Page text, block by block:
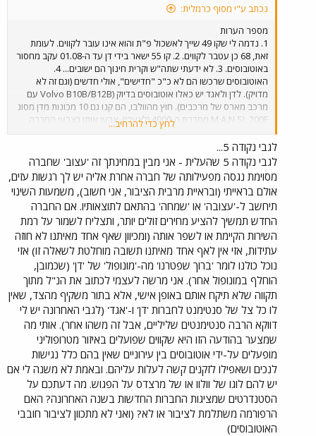
נכתב ע"י מסוף כרמלית:
מספר הערות
1. נדמה לי שקו 49 שייך לאשכול פ"ת והוא אינו עובר לקווים. לעומת
זאת, 68 כן עטבר לקווים. 2. קו 55 ישאר בידי דן עד ה-01.08 עקב מחסור
באוטובוסים. 3. לא ידעתי שתה"ש וקרית חינוך הם ישובים... 4.
האוטובוסים שרכשו הם לא כ"כ "חדישים", אולי חדשים (וגם זה לא
מדויק). לדן ולאגד יש כאלו אוטובוסים בדיוק (Volvo B10B/B12B עם
מרכב מארס של מרכבים). חוץ מהוולבו, הם קנו גם 10 מכונות מדן מסוג
M.A.N SL 200F מסדרת ה-4000 (לצערי), צבעו אותן בצבעי החברה
כבר "מפעיל התחבורה הציבורית השלישי בגודלו בארץ" על חשבון דן
כמובן.
לחץ כדי להרחיב...
לגבי נקודה 5...
לגבי נקודה 5 שהעלית - אני מבין במחינתך זה 'עצוב' שחברה
מסוימת נגסה מפעילותה של חברה אחרת אליה יש לך רגשות עזים,
אולם בראייתי (ובראיית מרבית הציבור, אני חשוב), משמעות השינוי
תיחשב ל-'עצובה' או 'שמחה' בהתאם לתוצאותיו. אם החברה
החדש תמשיך להציע מחירים זולים יותר, ותצליח לשמור על רמת
השירות הקיימת או לשפר אותה (ומכיוון שאף אחד מאיתנו לא חוזה
עתידות, אזי אין לאף אחד מאיתנו תשובה מוחלטת לשאלה זו) אזי
נוכל כולנו לומר 'ברוך שפטרנו' מה-'מונופול' של 'דן' (שכמובן,
הוחלף במונופול אחר). אני מרשה לעצמי לכתוב את הנ"ל מתוך
תקווה שלא תיקח אותם באופן אישי, אלא בתור משקיף מהצד, שאין
לו כל צל של סנטימנט לחברות 'דן' ו-'אגד' (לגבי האחרונה יש לי
דווקא הרבה סנטימנטים שליליים, אבל זה משהו אחר). אותי מה
שמצער בהודעה הזו היא שקווים שפועלים באיזור מטרופוליני
מופעלים על-ידי אוטובוסים בין עירוניים שאין בהם כלל נגישות
לנכים ושאפילו לזקנים קשה לעלות עליהם. ובאמת לא משנה לי אם
יש להם לוגו של וולוו או של מרצדס על הפגוש. מה דעתכם על
הסטנדרטים שמציגות החברות החדשות בשנה האחרונה? האם
הרפורמה משתלמת לציבור או לא? (ואני לא מתכוון לציבור חובבי
האוטובוסים)